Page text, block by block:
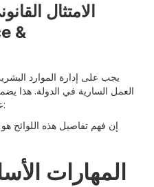
الامتثال
&
يجب على إدارة الموارد
العمل السارية في الدولة. هذا
على حد سواء. تشمل المهام الإدارية:
إن فهم تفاصيل هذه اللوائح
المهارات